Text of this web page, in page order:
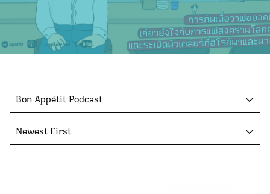
Bon Appétit Podcast
Newest First